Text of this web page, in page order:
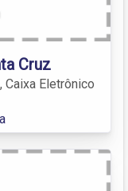
Cruz
Caixa Eletrônico